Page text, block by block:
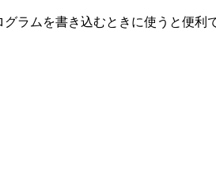
ラムを書き込むときに使うと便利